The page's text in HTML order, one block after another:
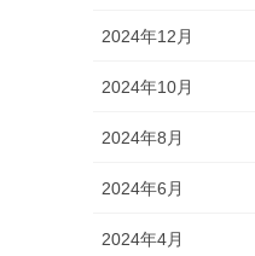
2024年12月
2024年10月
2024年8月
2024年6月
2024年4月